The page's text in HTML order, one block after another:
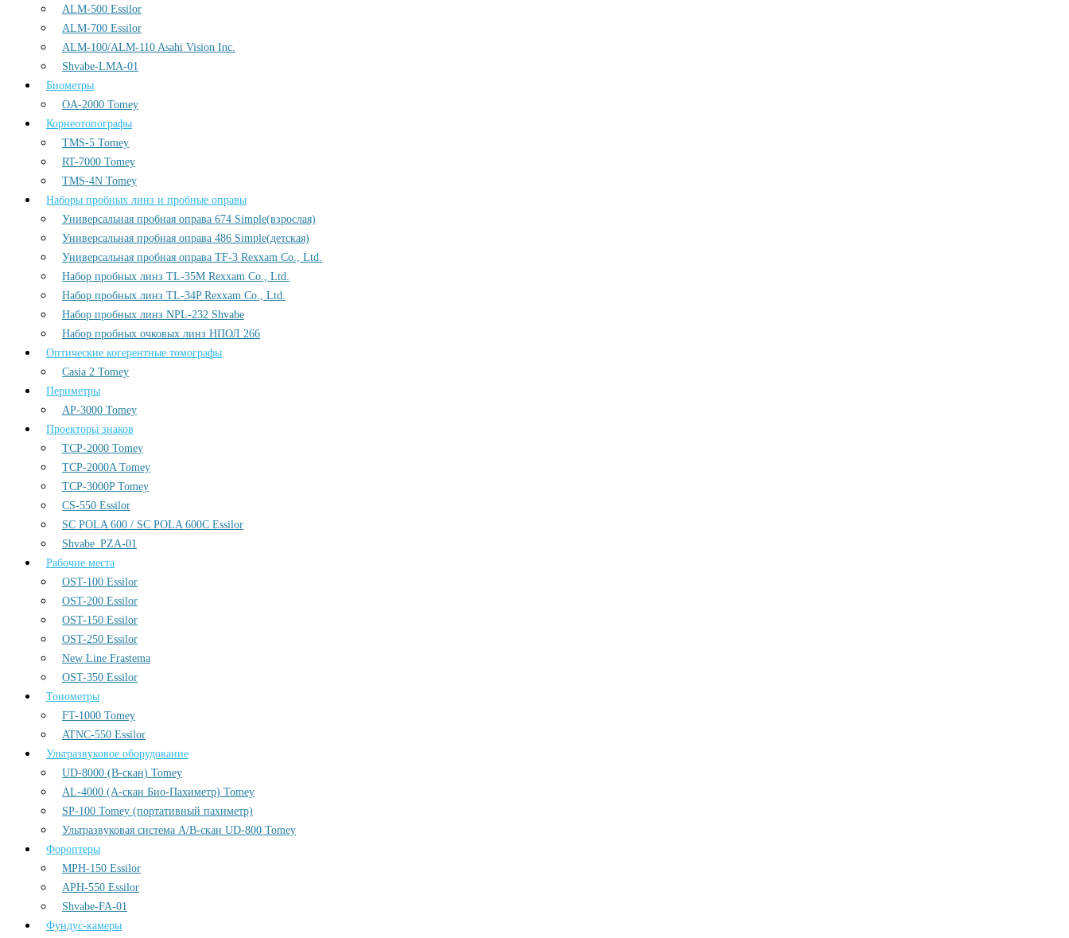
ALM-500 Essilor
ALM-700 Essilor
ALM-100/ALM-110 Asahi Vision Inc.
Shvabe-LMA-01
Биометры
OA-2000 Tomey
Корнеотопографы
TMS-5 Tomey
RT-7000 Tomey
TMS-4N Tomey
Наборы пробных линз и пробные оправы
Универсальная пробная оправа 674 Simple(взрослая)
Универсальная пробная оправа 486 Simple(детская)
Универсальная пробная оправа TF-3 Rexxam Co., Ltd.
Набор пробных линз TL-35M Rexxam Co., Ltd.
Набор пробных линз TL-34P Rexxam Co., Ltd.
Набор пробных линз NPL-232 Shvabe
Набор пробных очковых линз НПОЛ 266
Оптические когерентные томографы
Casia 2 Tomey
Периметры
AP-3000 Tomey
Проекторы знаков
TCP-2000 Tomey
TCP-2000A Tomey
TCP-3000P Tomey
CS-550 Essilor
SC POLA 600 / SC POLA 600С Essilor
Shvabe_PZA-01
Рабочие места
OST-100 Essilor
OST-200 Essilor
OST-150 Essilor
OST-250 Essilor
New Line Frastema
OST-350 Essilor
Тонометры
FT-1000 Tomey
ATNC-550 Essilor
Ультразвуковое оборудование
UD-8000 (В-скан) Tomey
AL-4000 (А-скан Био-Пахиметр) Tomey
SP-100 Tomey (портативный пахиметр)
Ультразвуковая система А/В-скан UD-800 Tomey
Фороптеры
MPH-150 Essilor
APH-550 Essilor
Shvabe-FA-01
Фундус-камеры